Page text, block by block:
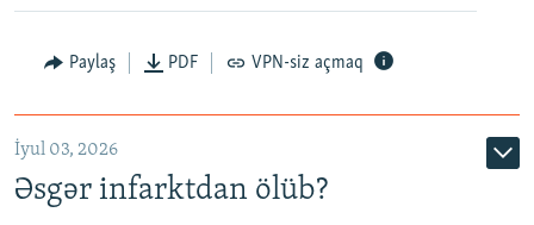
Auto 240p 360p 480p
720p 1080p
Paylaş PDF VPN-siz açmaq
İyul 03, 2026
Əsgər infarktdan ölüb?